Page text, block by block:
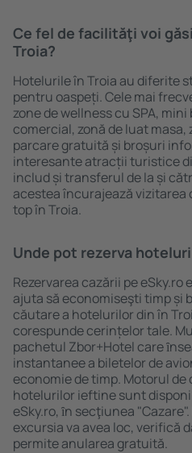
Ce fel de facilităţi voi
Troia?
Hotelurile în Troia au diferite
pentru oaspeți. Cele mai
zone de wellness cu SPA,
comercial, zonă de luat
parcare gratuită și broșuri
interesante atracții turistice
includ și transferul de la și
acestea încurajează
top în Troia.
Unde pot rezerva
Rezervarea cazării pe eSky.ro
ajuta să economiseşti timp și
căutare a hotelurilor din în
corespunde cerințelor tale.
pachetul Zbor+Hotel care
instantanee a biletelor de
economie de timp. Motorul de
hotelurilor ieftine sunt
eSky.ro, ȋn secţiunea
excursia va avea loc, verifică
permite anularea gratuită.